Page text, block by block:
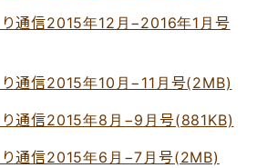
通信2015年12月−2016年1月号
通信2015年10月−11月号(2MB)
通信2015年8月−9月号(881KB)
通信2015年6月−7月号(2MB)